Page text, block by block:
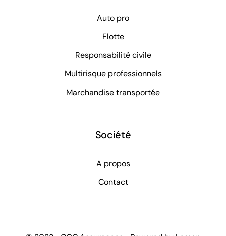
Auto pro
Flotte
Responsabilité civile
Multirisque professionnels
Marchandise transportée
Société
A propos
Contact